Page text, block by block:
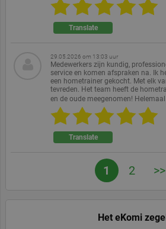
Translate
29.05.2026 om 13:03 uur
Medewerkers zijn kundig,
service en komen afspraken na. Ik
een hometrainer gekocht. Met elk
tevreden. Het team heeft de
en de oude meegenomen! Helemaal
Translate
1 2 >>
Het eKomi
Strikt noodzakelijke cookies maken
kernfunctionaliteit van de website
gebruikersaanmelding en
correct worden gebruikt.
Naam
Aanbieder /
Domein
PHPSESSID
PHP.net
www.ekomi.de